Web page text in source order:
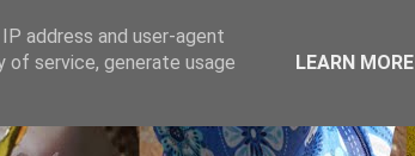
address and user-agent
of service, generate usage
LEARN MORE